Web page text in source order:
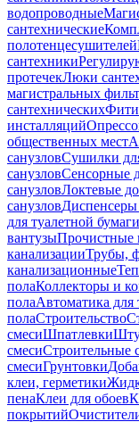
водопроводные
сантехнические
полотенцесушителей
сантехники
протечекЛюки
магистральных
сантехнических
инсталляций
общественных мест
санузловСушилки
санузловСенсорные
санузловЛоктевые
санузлов
для туалетной бумаги
вантузы
канализацииТрубы,
канализационные
полаКоллекторы и
полаАвтоматика для
полаСтроительство
смесиШпатлевки
смесиСтроительные
смесиГрунтовки
клеи, герметики
пенаКлеи для обоев
покрытий